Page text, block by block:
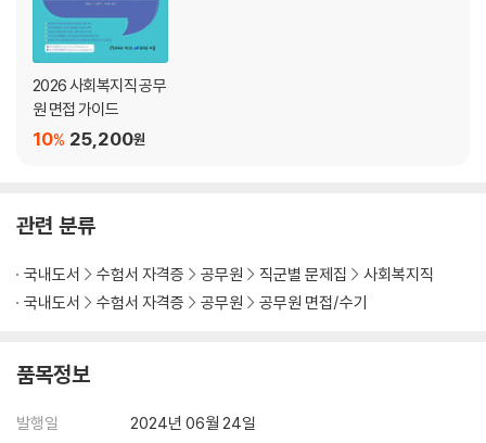
CHAPTER 04. 공직, 윤리, 미래 관련
CHAPTER 05. BIG FIVE 성격테스트(간이검사)
CHAPTER 06. 공직자 특이 민원응대 매뉴얼
2026 사회복지직 공무
원 면접 가이드
25,200원
10%
관련 분류
국내도서 수험서 자격증 공무원 직군별 문제집
사회복지직
국내도서
수험서 자격증 공무원 공무원 면접/수기
품목정보
발행일
2024년 06월 24일